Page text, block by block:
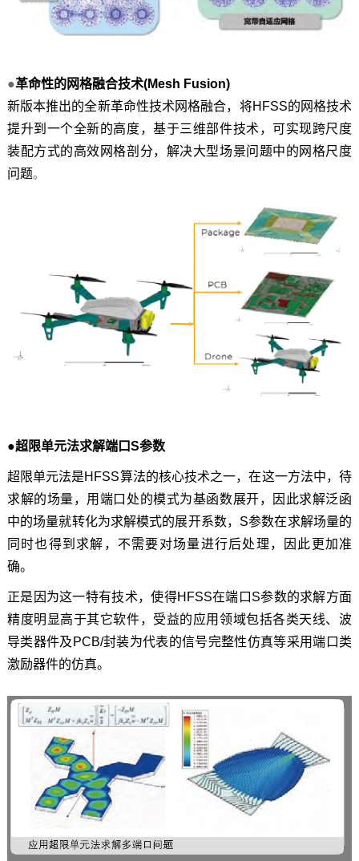
●革命性的网格融合技术(Mesh Fusion)
新版本推出的全新革命性技术网格融合，将HFSS的网格技术
提升到一个全新的高度，基于三维部件技术，可实现跨尺度
装配方式的高效网格剖分，解决大型场景问题中的网格尺度
问题。
●超限单元法求解端口S参数
超限单元法是HFSS算法的核心技术之一，在这一方法中，待
求解的场量，用端口处的模式为基函数展开，因此求解泛函
中的场量就转化为求解模式的展开系数，S参数在求解场量的
同时也得到求解，不需要对场量进行后处理，因此更加准
确。
正是因为这一特有技术，使得HFSS在端口S参数的求解方面
精度明显高于其它软件，受益的应用领域包括各类天线、波
导类器件及PCB/封装为代表的信号完整性仿真等采用端口类
激励器件的仿真。